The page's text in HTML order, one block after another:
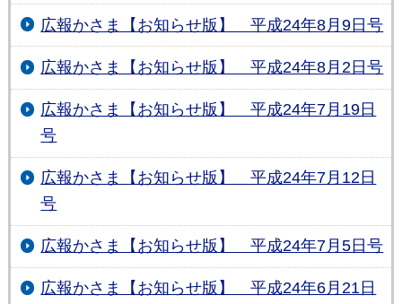
広報かさま【お知らせ版】 平成24年8月9日号
広報かさま【お知らせ版】 平成24年8月2日号
広報かさま【お知らせ版】 平成24年7月19日
号
広報かさま【お知らせ版】 平成24年7月12日
号
広報かさま【お知らせ版】 平成24年7月5日号
広報かさま【お知らせ版】 平成24年6月21日